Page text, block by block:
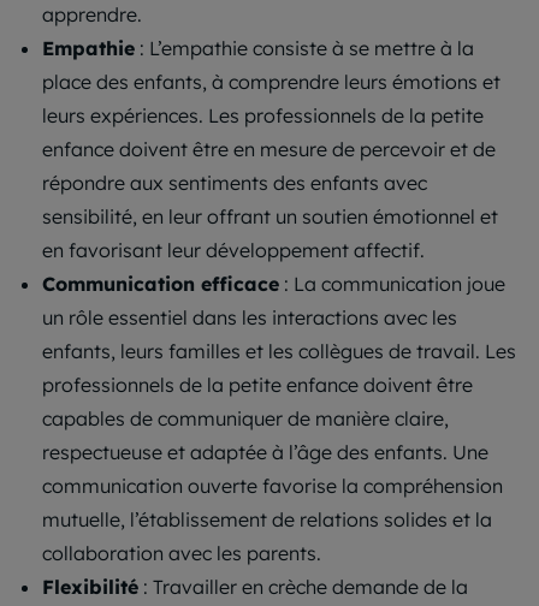
apprendre.
Empathie : L’empathie consiste à se mettre à la
place des enfants, à comprendre leurs émotions et
leurs expériences. Les professionnels de la petite
enfance doivent être en mesure de percevoir et de
répondre aux sentiments des enfants avec
sensibilité, en leur offrant un soutien émotionnel et
en favorisant leur développement affectif.
Communication efficace : La communication joue
un rôle essentiel dans les interactions avec les
enfants, leurs familles et les collègues de travail. Les
professionnels de la petite enfance doivent être
capables de communiquer de manière claire,
respectueuse et adaptée à l’âge des enfants. Une
communication ouverte favorise la compréhension
mutuelle, l’établissement de relations solides et la
collaboration avec les parents.
Flexibilité : Travailler en crèche demande de la